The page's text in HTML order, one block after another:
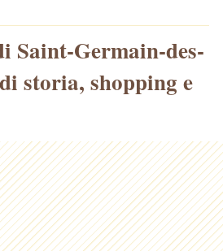
Saint-Germain-des-
storia, shopping e